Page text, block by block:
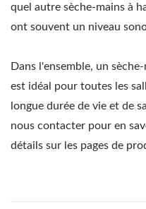
quel autre sèche-mains à
ont souvent un niveau
Dans l'ensemble, un
est idéal pour toutes les
longue durée de vie et de
nous contacter pour en
détails sur les pages de